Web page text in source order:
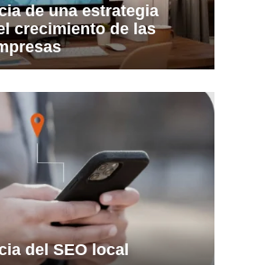
de una estrategia
crecimiento de las
del SEO local